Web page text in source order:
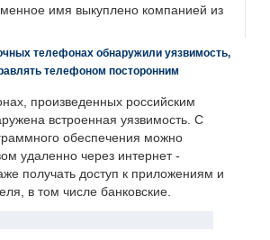
имя выкуплено компанией из
телефонах обнаружили уязвимость,
телефоном посторонним
произведенных российским
встроенная уязвимость. С
обеспечения можно
удаленно через интернет -
получать доступ к приложениям и
в том числе банковские.